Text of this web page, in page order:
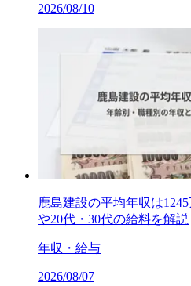
2026/08/10
鹿島建設の平均年収は
や20代・30代の給料を解説
年収・給与
2026/08/07